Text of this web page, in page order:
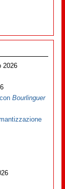
2026
conBourlinguer